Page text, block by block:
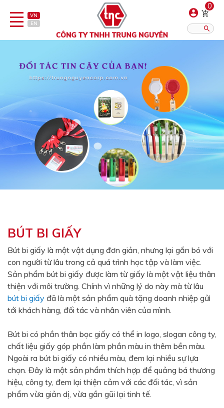
VN
EN
0
Bút
Bật lửa
Đồ sứ quà tặng
Bình/ca giữ nhiệt
Dây đeo & Phụ kiện
Màu sắc
Đỏ
Đen
Xanh ngọc
Xanh lá
Cam
Vàng
Hồng
Tím
Xanh dương
Xám
Xanh lục
Vàng kem
Trắng
Bạc - Bạc
Xanh dương - Bạc
Xanh lá - Bạc
BÚT BI GIẤY
Bút bi giấy là một vật dụng đơn giản, nhưng lại gắn bó với
con người từ lâu trong cả quá trình học tập và làm việc.
Sản phẩm bút bi giấy được làm từ giấy là một vật liệu thân
thiện với môi trường. Chính vì những lý do này mà từ lâu
bút bi giấy đã là một sản phẩm quà tặng doanh nhiệp gửi
tới khách hàng, đối tác và nhân viên của mình.
Bút bi có phần thân bọc giấy có thể in logo, slogan công ty,
chất liệu giấy góp phần làm phần màu in thêm bền màu.
Ngoài ra bút bi giấy có nhiều màu, đem lại nhiều sự lựa
chọn. Đây là một sản phẩm thích hợp để quảng bá thương
hiệu, công ty, đem lại thiện cảm với các đối tác, vì sản
phẩm vừa giản dị, vừa gần gũi lại tinh tế.